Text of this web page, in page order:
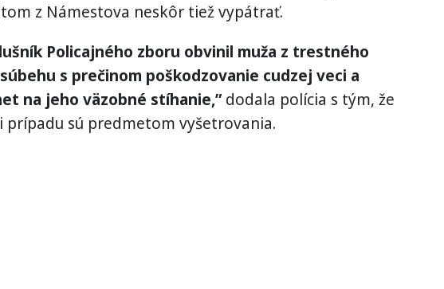
z Námestova neskôr tiež vypátrať.
Policajného zboru obvinil muža z trestného
s prečinom poškodzovanie cudzej veci a
na jeho väzobné stíhanie,”dodala polícia s tým, že
prípadu sú predmetom vyšetrovania.